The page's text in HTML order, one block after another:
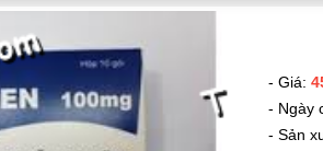
- Giá:
- Ngày
- Sản